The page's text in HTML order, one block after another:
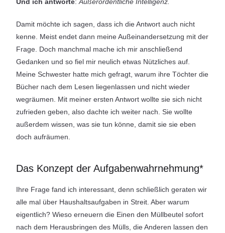
Damit möchte ich sagen, dass ich die Antwort auch nicht
kenne. Meist endet dann meine Außeinandersetzung mit der
Frage. Doch manchmal mache ich mir anschließend
Gedanken und so fiel mir neulich etwas Nützliches auf.
Meine Schwester hatte mich gefragt, warum ihre Töchter die
Bücher nach dem Lesen liegenlassen und nicht wieder
wegräumen. Mit meiner ersten Antwort wollte sie sich nicht
zufrieden geben, also dachte ich weiter nach. Sie wollte
außerdem wissen, was sie tun könne, damit sie sie eben
doch aufräumen.
Das Konzept der Aufgabenwahrnehmung*
Ihre Frage fand ich interessant, denn schließlich geraten wir
alle mal über Haushaltsaufgaben in Streit. Aber warum
eigentlich? Wieso erneuern die Einen den Müllbeutel sofort
nach dem Herausbringen des Mülls, die Anderen lassen den